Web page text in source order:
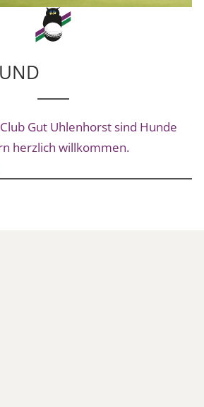
Gut Uhlenhorst sind Hunde
herzlich willkommen.